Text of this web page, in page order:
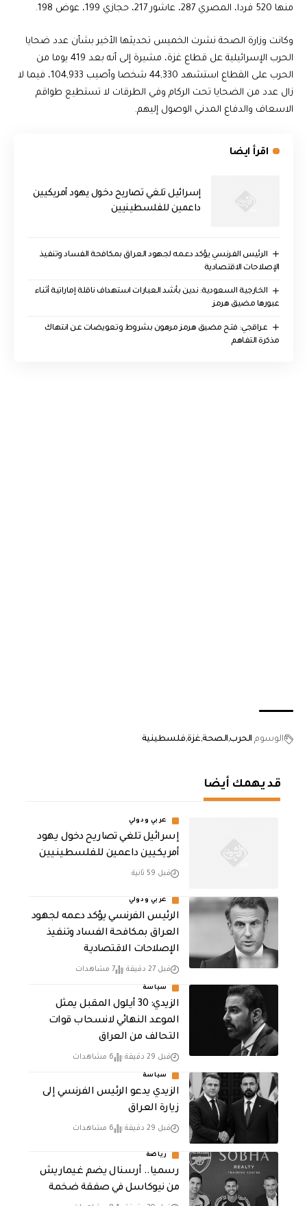
منها 520 فردا، المصري 287، عاشور 217، حجازي 199، عوض 198.
وكانت وزارة الصحة نشرت الخميس تحديثها الأخير بشأن عدد ضحايا
الحرب الإسرائيلية عل قطاع غزة، مشيرة إلى أنه بعد 419 يوما من
الحرب على القطاع استشهد 44,330 شخصا وأصيب 104,933، فيما لا
زال عدد من الضحايا تحت الركام وفي الطرقات لا تستطيع طواقم
الاسعاف والدفاع المدني الوصول إليهم.
اقرأ ايضا
إسرائيل تلغي تصاريح دخول يهود أمريكيين
داعمين للفلسطينيين
الرئيس الفرنسي يؤكد دعمه لجهود العراق بمكافحة الفساد وتنفيذ
الإصلاحات الاقتصادية
‏الخارجية السعودية: ندين بأشد العبارات استهداف ناقلة إماراتية أثناء
عبورها مضيق هرمز
عراقجي: فتح مضيق هرمز مرهون بشروط وتعويضات عن انتهاك
مذكرة التفاهم
الوسوم الحرب الصحة غزة فلسطينية
قد يهمك أيضا
عربي ودولي
إسرائيل تلغي تصاريح دخول يهود
أمريكيين داعمين للفلسطينيين
قبل 59 ثانية
عربي ودولي
الرئيس الفرنسي يؤكد دعمه لجهود
العراق بمكافحة الفساد وتنفيذ
الإصلاحات الاقتصادية
قبل 27 دقيقة 7 مشاهدات
سياسة
الزيدي: 30 أيلول المقبل يمثل
الموعد النهائي لانسحاب قوات
التحالف من العراق
قبل 29 دقيقة 6 مشاهدات
سياسة
الزيدي يدعو الرئيس الفرنسي إلى
زيارة العراق
قبل 29 دقيقة 6 مشاهدات
رياضة
رسميا.. أرسنال يضم غيماريش
من نيوكاسل في صفقة ضخمة